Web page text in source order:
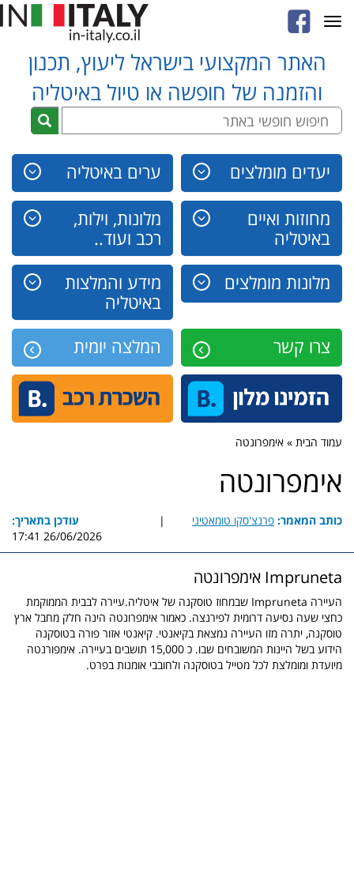
האתר המקצועי בישראל ליעוץ, תכנון
והזמנה של חופשה או טיול באיטליה
יעדים מומלצים ערים באיטליה
מחוזות ואיים
באיטליה
מלונות, וילות,
רכב ועוד..
מלונות מומלצים
מידע והמלצות
באיטליה
צרו קשר
המלצה יומית
Toggle
navigation
עמוד הבית » אימפרונטה
אימפרונטה
כותב המאמר: פרנצ'סקו טומאטיני |
עודכן בתאריך:
26/06/2026 17:41
Impruneta אימפרונטה
העיירה Impruneta שבמחוז טוסקנה של איטליה.עיירה לבבית הממוקמת
כחצי שעה נסיעה דרומית לפירנצה. כאמור אימפרונטה הינה חלק מחבל ארץ
טוסקנה, יתרה מזו העיירה נמצאת בקיאנטי. קיאנטי אזור פורה בטוסקנה
הידוע בשל היינות המשובחים שבו. כ 15,000 תושבים בעיירה. אימפורנטה
מיועדת ומומלצת לכל מטייל בטוסקנה ולחובבי אומנות בפרט.